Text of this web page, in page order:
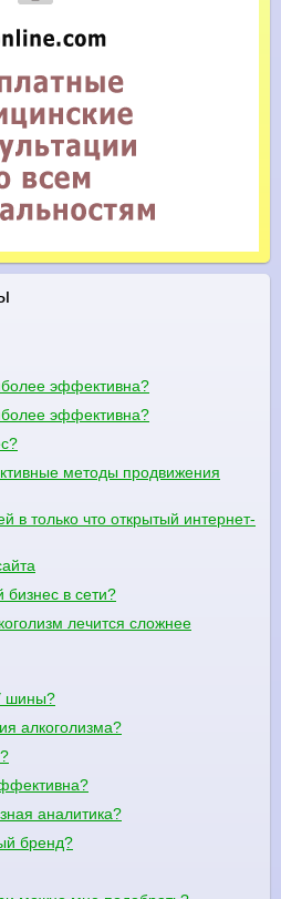
эффективна?
эффективна?
методы продвижения
в только что открытый интернет-
бизнес в сети?
лечится сложнее
шины?
алкоголизма?
аналитика?
бренд?